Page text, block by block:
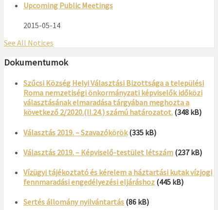
Upcoming Public Meetings
2015-05-14
See All Notices
Dokumentumok
Szűcsi Község Helyi Választási Bizottsága a települési
Roma nemzetiségi önkormányzati képviselők időközi
választásának elmaradása tárgyában meghozta a
következő 2/2020.(II.24.) számú határozatot. (348 kB)
Választás 2019. – Szavazókörök (335 kB)
Választás 2019. – Képviselő-testület létszám (237 kB)
Vízügyi tájékoztató és kérelem a háztartási kutak vízjogi
fennmaradási engedélyezési eljáráshoz (445 kB)
Sertés állomány nyilvántartás (86 kB)